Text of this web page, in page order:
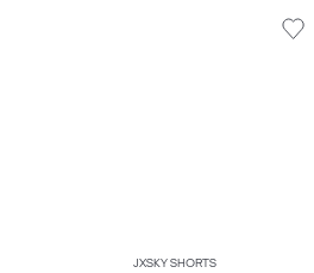
JXSKY SHORTS